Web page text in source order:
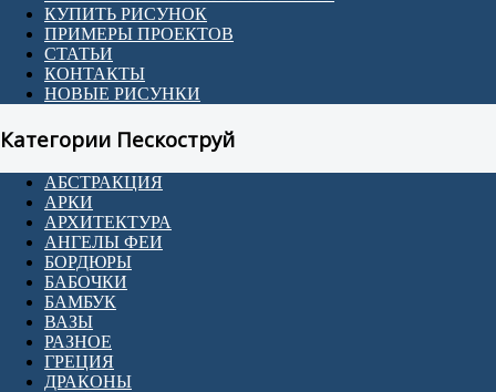
КУПИТЬ РИСУНОК
ПРИМЕРЫ ПРОЕКТОВ
СТАТЬИ
КОНТАКТЫ
НОВЫЕ РИСУНКИ
Категории Пескоструй
АБСТРАКЦИЯ
АРКИ
АРХИТЕКТУРА
АНГЕЛЫ ФЕИ
БОРДЮРЫ
БАБОЧКИ
БАМБУК
ВАЗЫ
РАЗНОЕ
ГРЕЦИЯ
ДРАКОНЫ